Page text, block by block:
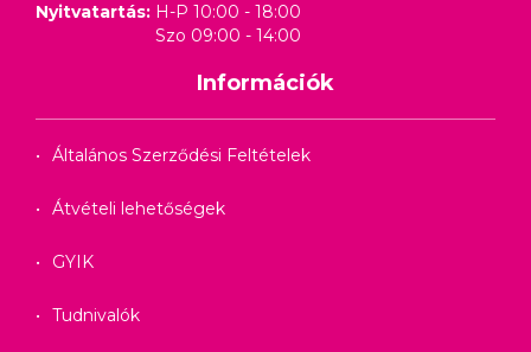
Nyitvatartás: H-P 10:00 - 18:00
Szo 09:00 - 14:00
Információk
Általános Szerződési Feltételek
Átvételi lehetőségek
GYIK
Tudnivalók